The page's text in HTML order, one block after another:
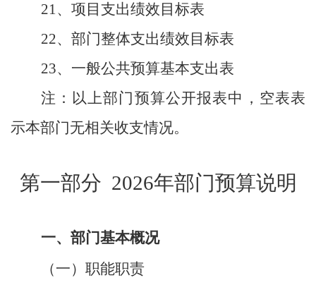
21、项目支出绩效目标表
22、部门整体支出绩效目标表
23、一般公共预算基本支出表
注：以上部门预算公开报表中，空表表
示本部门无相关收支情况。
第一部分 2026年部门预算说明
一、部门基本概况
（一）职能职责